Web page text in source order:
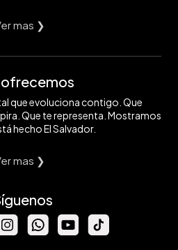
mas ❯
ofrecemos
que evoluciona contigo. Que
Que te representa. Mostramos
hecho El Salvador.
mas ❯